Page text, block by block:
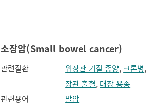
소장암(Small bowel cancer)
관련질환 위장관 기질 종양,크론병,
장관 출혈, 대장 용종
관련용어
발암